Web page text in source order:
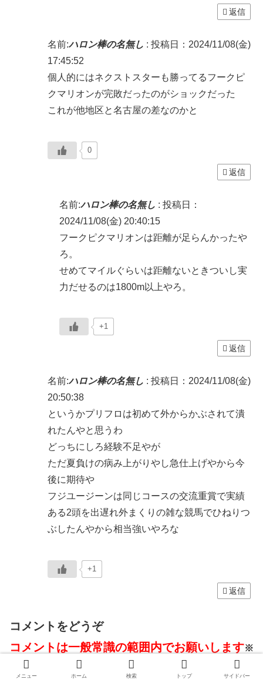
返信
名前:ハロン棒の名無し : 投稿日：2024/11/08(金)
17:45:52
個人的にはネクストスターも勝ってるフークピ
クマリオンが完敗だったのがショックだった
これが他地区と名古屋の差なのかと
0
返信
名前:ハロン棒の名無し : 投稿日：
2024/11/08(金) 20:40:15
フークピクマリオンは距離が足らんかったや
ろ。
せめてマイルぐらいは距離ないときついし実
力だせるのは1800m以上やろ。
+1
返信
名前:ハロン棒の名無し : 投稿日：2024/11/08(金)
20:50:38
というかプリフロは初めて外からかぶされて潰
れたんやと思うわ
どっちにしろ経験不足やが
ただ夏負けの病み上がりやし急仕上げやから今
後に期待や
フジユージーンは同じコースの交流重賞で実績
ある2頭を出遅れ外まくりの雑な競馬でひねりつ
ぶしたんやから相当強いやろな
+1
返信
コメントをどうぞ
コメントは一般常識の範囲内でお願いします※
承認制ﾀﾞﾖ(ﾟДﾟ)※
メニュー ホーム 検索 トップ サイドバー